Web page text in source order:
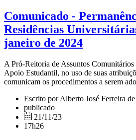
Comunicado -
Residências
janeiro de 2024
A Pró-Reitoria de Assuntos
Apoio Estudantil, no uso de suas
comunicam os procedimentos a serem
Escrito por Alberto José Ferreira
publicado
21/11/23
17h26